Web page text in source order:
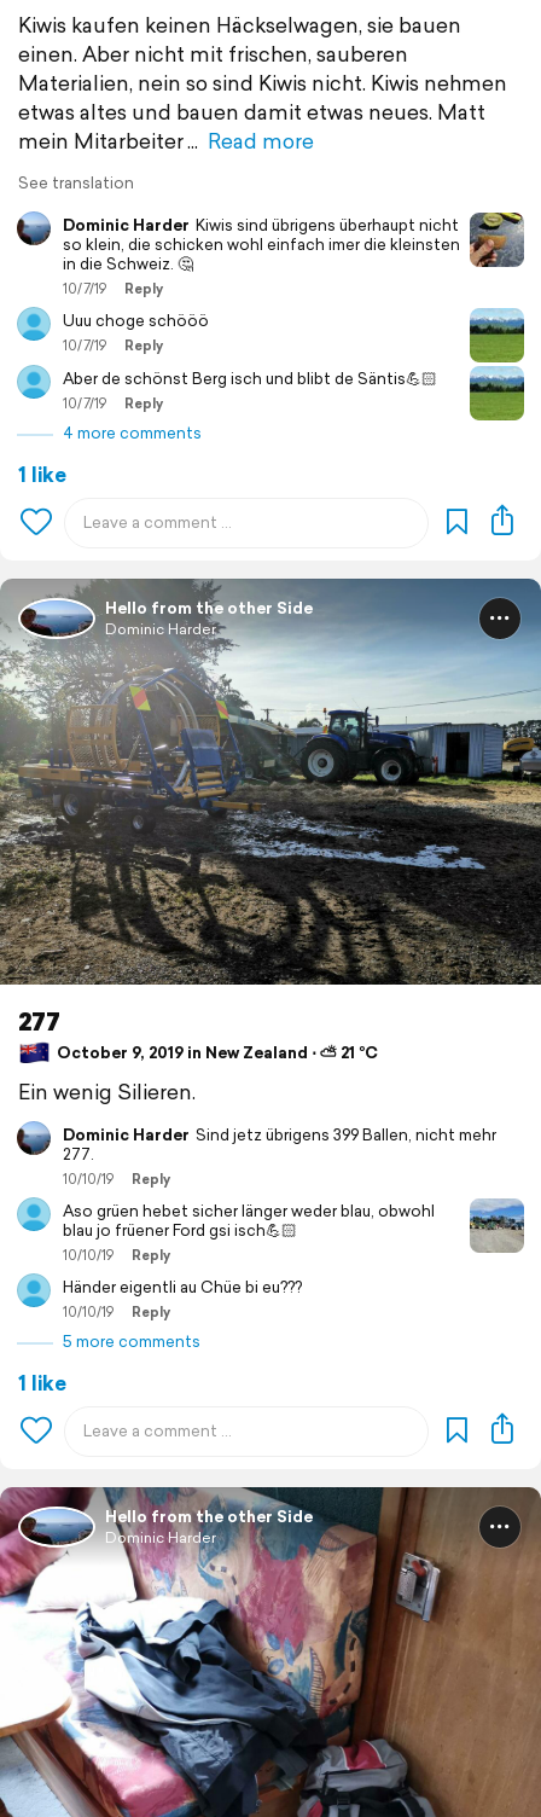
Kiwis kaufen keinen Häckselwagen, sie bauen
einen. Aber nicht mit frischen, sauberen
Materialien, nein so sind Kiwis nicht. Kiwis nehmen
etwas altes und bauen damit etwas neues. Matt
mein Mitarbeiter
Read more
See translation
Dominic Harder Kiwis sind übrigens überhaupt nicht
so klein, die schicken wohl einfach imer die kleinsten
in die Schweiz. 🤔
10/7/19 Reply
Uuu choge schööö
10/7/19 Reply
Aber de schönst Berg isch und blibt de Säntis💪🏻
10/7/19 Reply
4 more comments
1 like
Hello from the other Side
Dominic Harder
277
October 9, 2019 in New Zealand ⋅ ⛅ 21 °C
Ein wenig Silieren.
Dominic Harder Sind jetz übrigens 399 Ballen, nicht mehr
277.
10/10/19 Reply
Aso grüen hebet sicher länger weder blau, obwohl
blau jo früener Ford gsi isch💪🏻
10/10/19 Reply
Händer eigentli au Chüe bi eu???
10/10/19 Reply
5 more comments
1 like
Hello from the other Side
Dominic Harder